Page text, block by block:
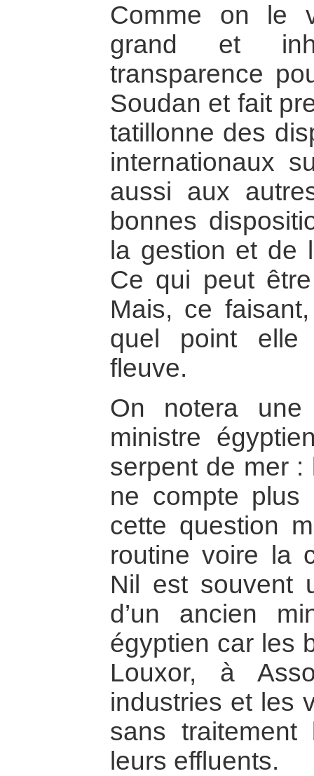
Comme on le
grand et
transparence
Soudan et fait
tatillonne des
internationaux
aussi aux
bonnes
la gestion et de
Ce qui peut
Mais, ce
quel point elle
fleuve.
On notera
ministre
serpent de mer
ne compte plus
cette question
routine voire la
Nil est souvent
d’un ancien
égyptien car les
Louxor, à
industries et les
sans
leurs effluents.